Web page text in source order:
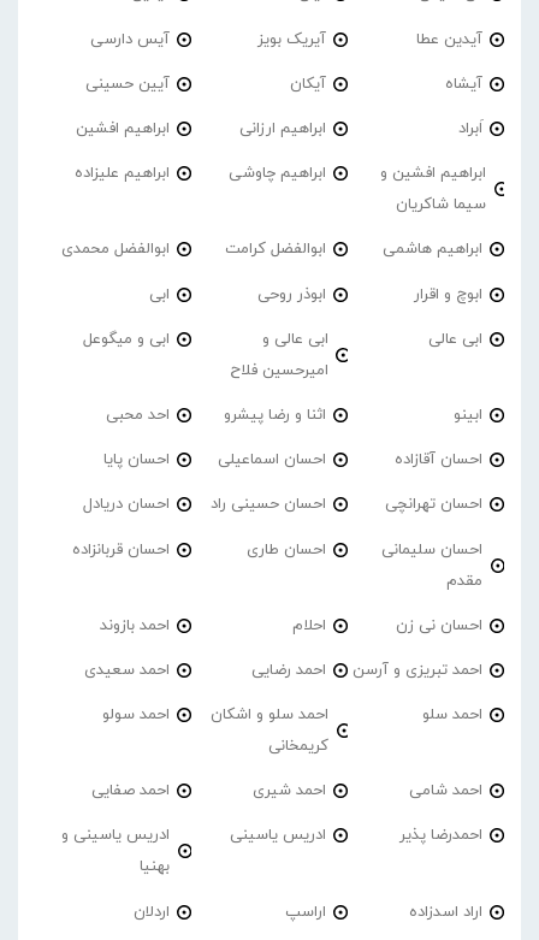
آیدین عطا آیریک بویز آیس دارسی
آیشاه آیکان آیین حسینی
اَبراد ابراهیم ارزانی ابراهیم افشین
ابراهیم افشین و
سیما شاکریان
ابراهیم چاوشی ابراهیم علیزاده
ابراهیم هاشمی ابوالفضل کرامت ابوالفضل محمدی
ابوچ و اقرار ابوذر روحی ابی
ابی عالی
ابی عالی و
امیرحسین فلاح
ابی و میگوعل
ابینو اثنا و رضا پیشرو احد محبی
احسان آقازاده احسان اسماعیلی احسان پایا
احسان تهرانچی احسان حسینی راد احسان دریادل
احسان سلیمانی
مقدم
احسان طاری احسان قربانزاده
احسان نی زن احلام احمد بازوند
احمد تبریزی و آرسن احمد‌ رضایی احمد سعیدی
احمد سلو
احمد سلو و اشکان
کریمخانی
احمد سولو
احمد شامی احمد شیری احمد صفایی
احمدرضا پذیر ادریس یاسینی
ادریس یاسینی و
بهنیا
اراد اسدزاده اراسپ اردلان